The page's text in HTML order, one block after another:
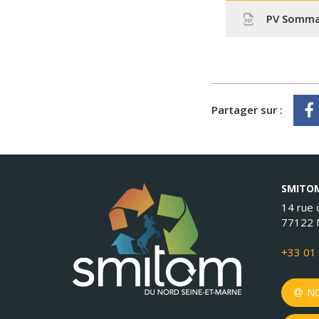
PV
Partager sur :
14 rue
77122
+33 01